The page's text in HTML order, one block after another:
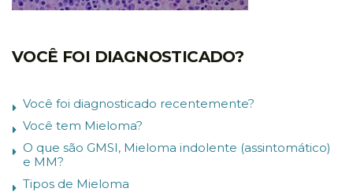
VOCÊ FOI DIAGNOSTICADO?
Você foi diagnosticado recentemente?
Você tem Mieloma?
O que são GMSI, Mieloma indolente (assintomático)
e MM?
Tipos de Mieloma